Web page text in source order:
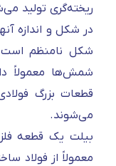
ریخته‌گری تولید
در شکل و اندازه
شکل نامنظم است
شمش‌ها معمولاً
قطعات بزرگ
می‌شوند.
بیلت یک قطعه
معمولاً از فولاد